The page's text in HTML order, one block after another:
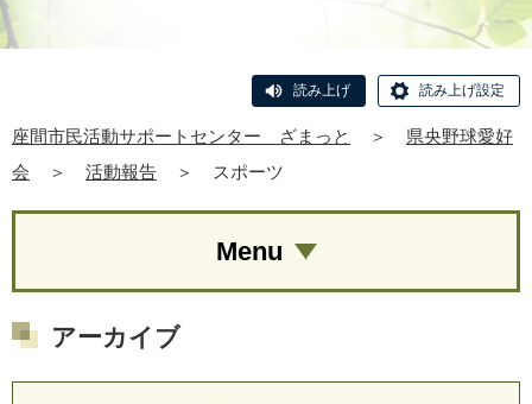
読み上げ 読み上げ設定
座間市民活動サポートセンター ざまっと ＞
県央野球愛好
会
＞ 活動報告 ＞ スポーツ
Menu
アーカイブ